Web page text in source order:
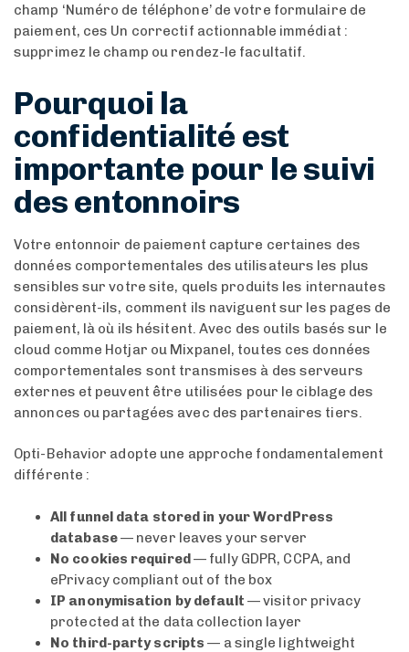
champ ‘Numéro de téléphone’ de votre formulaire de
paiement, ces Un correctif actionnable immédiat :
supprimez le champ ou rendez-le facultatif.
Pourquoi la
confidentialité est
importante pour le suivi
des entonnoirs
Votre entonnoir de paiement capture certaines des
données comportementales des utilisateurs les plus
sensibles sur votre site, quels produits les internautes
considèrent-ils, comment ils naviguent sur les pages de
paiement, là où ils hésitent. Avec des outils basés sur le
cloud comme Hotjar ou Mixpanel, toutes ces données
comportementales sont transmises à des serveurs
externes et peuvent être utilisées pour le ciblage des
annonces ou partagées avec des partenaires tiers.
Opti-Behavior adopte une approche fondamentalement
différente :
All funnel data stored in your WordPress
database— never leaves your server
No cookies required— fully GDPR, CCPA, and
ePrivacy compliant out of the box
IP anonymisation by default — visitor privacy
protected at the data collection layer
No third-party scripts — a single lightweight